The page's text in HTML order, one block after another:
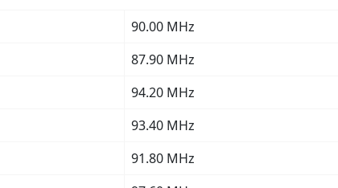
90.00 MHz
87.90 MHz
94.20 MHz
93.40 MHz
91.80 MHz